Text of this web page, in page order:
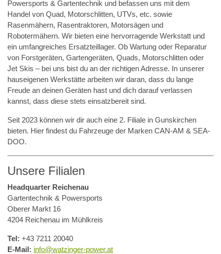
Powersports & Gartentechnik und befassen uns mit dem
Handel von Quad, Motorschlitten, UTVs, etc. sowie
Rasenmähern, Rasentraktoren, Motorsägen und
Robotermähern. Wir bieten eine hervorragende Werkstatt und
ein umfangreiches Ersatzteillager. Ob Wartung oder Reparatur
von Forstgeräten, Gartengeräten, Quads, Motorschlitten oder
Jet Skis – bei uns bist du an der richtigen Adresse. In unserer
hauseigenen Werkstätte arbeiten wir daran, dass du lange
Freude an deinen Geräten hast und dich darauf verlassen
kannst, dass diese stets einsatzbereit sind.
Seit 2023 können wir dir auch eine 2. Filiale in Gunskirchen
bieten. Hier findest du Fahrzeuge der Marken CAN-AM & SEA-
DOO.
Unsere Filialen
Headquarter Reichenau
Gartentechnik & Powersports
Oberer Markt 16
4204 Reichenau im Mühlkreis
Tel: +43 7211 20040
E-Mail: info@watzinger-power.at